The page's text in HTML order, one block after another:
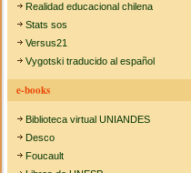
Realidad educacional chilena
Stats sos
Versus21
Vygotski traducido al español
e-books
Biblioteca virtual UNIANDES
Desco
Foucault